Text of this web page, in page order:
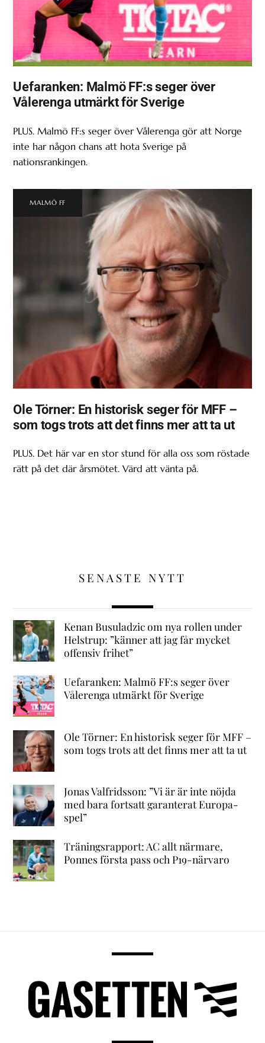
Uefaranken: Malmö FF:s seger över
Vålerenga utmärkt för Sverige
PLUS. Malmö FF:s seger över Vålerenga gör att Norge
inte har någon chans att hota Sverige på
nationsrankingen.
MALMÖ FF
Ole Törner: En historisk seger för MFF –
som togs trots att det finns mer att ta ut
PLUS. Det här var en stor stund för alla oss som röstade
rätt på det där årsmötet. Värd att vänta på.
SENASTE NYTT
Kenan Busuladzic om nya rollen under
Helstrup: ”känner att jag får mycket
offensiv frihet”
Uefaranken: Malmö FF:s seger över
Vålerenga utmärkt för Sverige
Ole Törner: En historisk seger för MFF –
som togs trots att det finns mer att ta ut
Jonas Valfridsson: ”Vi är är inte nöjda
med bara fortsatt garanterat Europa-
spel”
Träningsrapport: AC allt närmare,
Ponnes första pass och P19-närvaro